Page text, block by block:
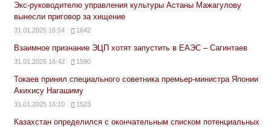
Экс-руководителю управления культуры Астаны Мажагулову
вынесли приговор за хищение
31.01.2025 16:54 1642
Взаимное признание ЭЦП хотят запустить в ЕАЭС – Сагинтаев
31.01.2025 16:42 1590
Токаев принял специального советника премьер-министра Японии
Акихису Нагашиму
31.01.2025 16:10 1523
Казахстан определился с окончательным списком потенциальных